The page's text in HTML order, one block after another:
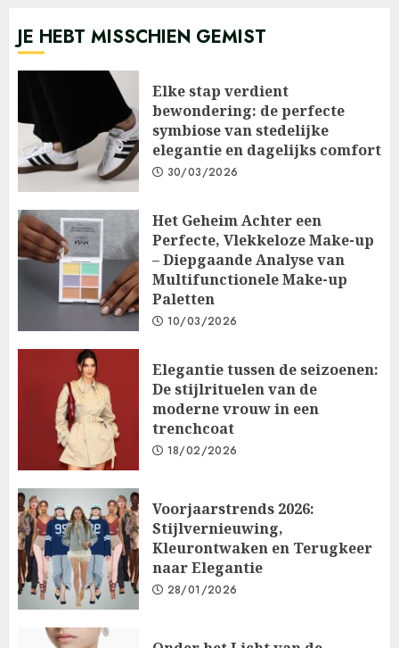
JE HEBT MISSCHIEN GEMIST
Elke stap verdient
bewondering: de perfecte
symbiose van stedelijke
elegantie en dagelijks comfort
30/03/2026
Het Geheim Achter een
Perfecte, Vlekkeloze Make-up
– Diepgaande Analyse van
Multifunctionele Make-up
Paletten
10/03/2026
Elegantie tussen de seizoenen:
De stijlrituelen van de
moderne vrouw in een
trenchcoat
18/02/2026
Voorjaarstrends 2026:
Stijlvernieuwing,
Kleurontwaken en Terugkeer
naar Elegantie
28/01/2026